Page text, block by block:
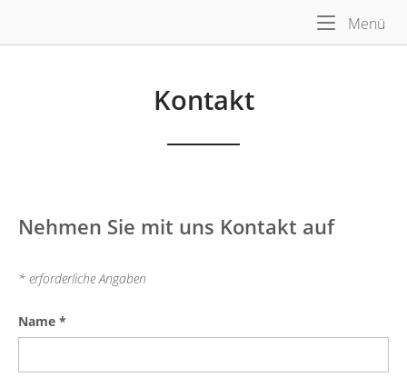
content
Menü
Kontakt
Nehmen Sie mit uns Kontakt auf
* erforderliche Angaben
Name *